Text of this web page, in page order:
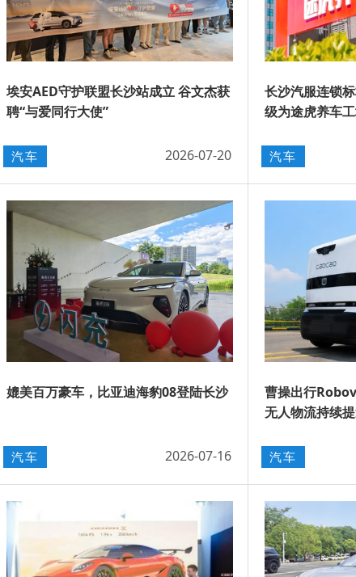
埃安AED守护联盟长沙站成立 谷文杰获
聘“与爱同行大使”
汽车 2026-07-20
长沙汽服连锁
级为途虎养车
汽车
媲美百万豪车，比亚迪海豹08登陆长沙
汽车 2026-07-16
曹操出行
无人物流持续
汽车